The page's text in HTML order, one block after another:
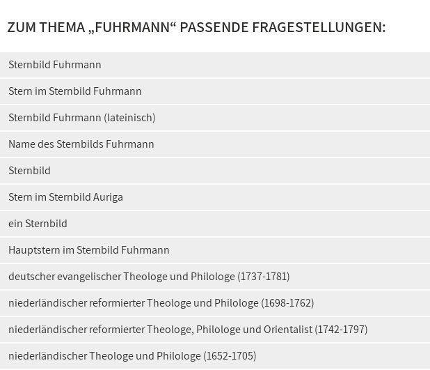
ZUM THEMA „FUHRMANN“ PASSENDE FRAGESTELLUNGEN:
Sternbild Fuhrmann
Stern im Sternbild Fuhrmann
Sternbild Fuhrmann (lateinisch)
Name des Sternbilds Fuhrmann
Sternbild
Stern im Sternbild Auriga
ein Sternbild
Hauptstern im Sternbild Fuhrmann
deutscher evangelischer Theologe und Philologe (1737-1781)
niederländischer reformierter Theologe und Philologe (1698-1762)
niederländischer reformierter Theologe, Philologe und Orientalist (1742-1797)
niederländischer Theologe und Philologe (1652-1705)